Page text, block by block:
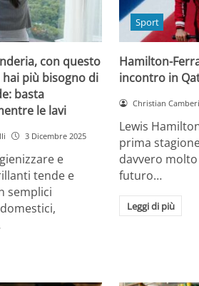
con questo
più bisogno di
basta
le lavi
3 Dicembre 2025
e
tende e
semplici
Sport
Hamilton-
incontro in
Christian
Lewis
prima
davvero
futuro…
Leggi di più